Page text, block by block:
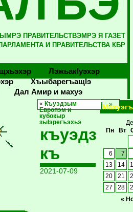
ПРАВИТЕЛЬСТВЭМРЭ Я ГАЗЕТ
И ПРАВИТЕЛЬСТВА КБР
Лэжьакlуэхэр
Хъыбарегъащlэ
Дал Амир и махуэ
« Къуэдзым
Европэм и
кубокыр
зыIэрегъэхьэ
къуэдз
къ
2021-07-09
Пн
Вт
«
6
7
13
14
20
21
27
28